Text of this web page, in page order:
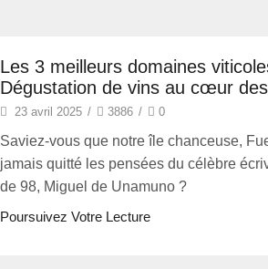
Les 3 meilleurs domaines
Dégustation de vins au cœur
23 avril 2025 / 3886 / 0
Saviez-vous que notre île chanceuse,
jamais quitté les pensées du célèbre
de 98, Miguel de Unamuno ?
Poursuivez Votre Lecture